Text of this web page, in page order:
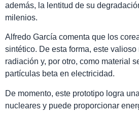
además, la lentitud de su
milenios.
Alfredo García comenta que los
sintético. De esta forma, este
radiación y, por otro, como material
partículas beta en electricidad.
De momento, este prototipo logra
nucleares y puede proporcionar